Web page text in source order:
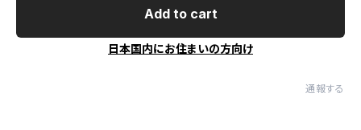
Add to cart
日本国内にお住まいの方向け
通報する